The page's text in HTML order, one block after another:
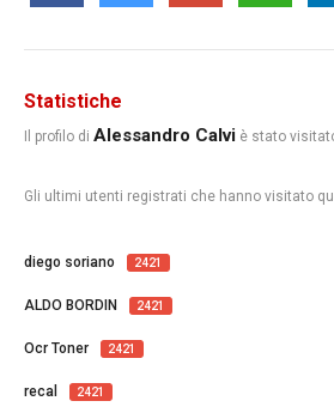
Statistiche
Il profilo di Alessandro Calvi è stato
Gli ultimi utenti registrati che hanno visitato
diego soriano 2421
ALDO BORDIN 2421
Ocr Toner 2421
recal 2421